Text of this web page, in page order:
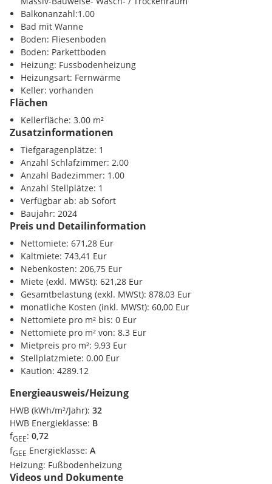
Verfügung!
Unverbindliches, freibleibendes Angebot. Informationen nach
bestem Wissen und Gewissen vom Abgeber erhalten - für die
Richtigkeit wird keine Haftung übernommen. Mündliche
Nebenabreden zum angebotenen Objekt bedürfen zu Ihrer
Wirksamkeit der Schriftform. Irrtümer, Druckfehler und
Änderungen vorbehalten. Es besteht zwischen dem
Vermittler und dem Abgeber ein wirtschaftliches
Naheverhältnis. Der Immobilienmakler betont, dass er
ausschließlich den Vermieter vertritt und nicht - wie in der
Branche häufig üblich - als Doppelmakler agiert.
Balkonanzahl:1.00
Bad mit Wanne
Boden: Fliesenboden
Boden: Parkettboden
Heizung: Fussbodenheizung
Heizungsart: Fernwärme
Keller: vorhanden
Flächen
Kellerfläche: 3.00 m²
Zusatzinformationen
Tiefgaragenplätze: 1
Anzahl Schlafzimmer: 2.00
Anzahl Badezimmer: 1.00
Anzahl Stellplätze: 1
Verfügbar ab: ab Sofort
Baujahr: 2024
Preis und Detailinformation
Nettomiete: 671,28 Eur
Kaltmiete: 743,41 Eur
Nebenkosten: 206,75 Eur
Miete (exkl. MWSt): 621,28 Eur
Gesamtbelastung (exkl. MWSt): 878,03 Eur
monatliche Kosten (inkl. MWSt): 60,00 Eur
Nettomiete pro m² bis: 0 Eur
Nettomiete pro m² von: 8.3 Eur
Mietpreis pro m²: 9,93 Eur
Stellplatzmiete: 0.00 Eur
Kaution: 4289.12
Energieausweis/Heizung
HWB (kWh/m²/Jahr): 32
HWB Energieklasse: B
fGEE: 0,72
fGEE Energieklasse: A
Heizung: Fußbodenheizung
Videos und Dokumente